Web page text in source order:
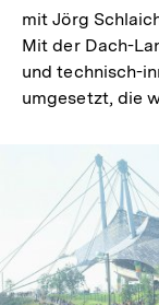
mit Jörg
Mit der Dach-
und technisch-
umgesetzt, die